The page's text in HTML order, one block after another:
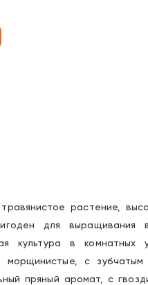
растение,
для выращивания
культура в комнатных
морщинистые, с
пряный аромат, с